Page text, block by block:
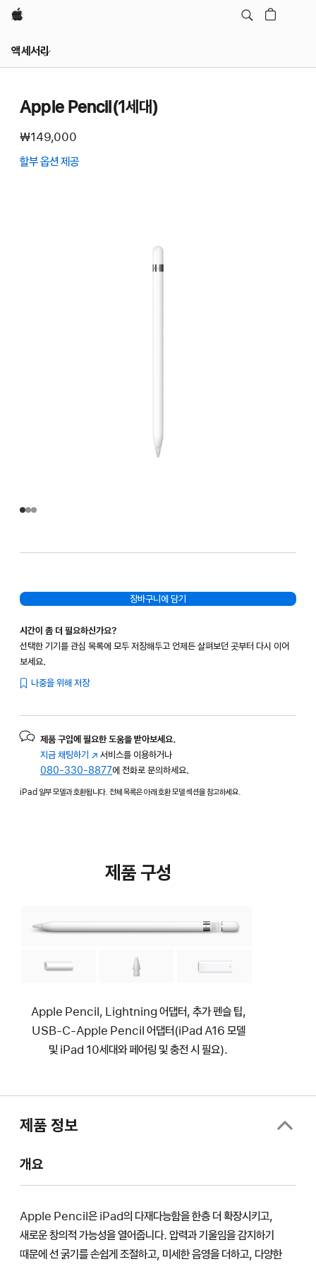
Apple
액세서리
Local
Nav
Apple Pencil(1세대)
₩149,000
할부 옵션 제공
장바구니에 담기
시간이 좀 더 필요하신가요?
선택한 기기를 관심 목록에 모두 저장해두고 언제든 살펴보던 곳부터 다시 이어
보세요.
나중을 위해 저장
제품 구입에 필요한 도움을 받아보세요.
지금 채팅하기 (새
창에서
서비스를 이용하거나
080-330-8877에 전화로 문의하세요.
iPad 일부 모델과 호환됩니다. 전체 목록은 아래 호환 모델 섹션을 참고하세요.
제품 구성
Apple Pencil, Lightning 어댑터, 추가 펜슬 팁,
USB-C-Apple Pencil 어댑터(iPad A16 모델
및 iPad 10세대와 페어링 및 충전 시 필요).
제품 정보
개요
Apple Pencil은 iPad의 다재다능함을 한층 더 확장시키고,
새로운 창의적 가능성을 열어줍니다. 압력과 기울임을 감지하기
때문에 선 굵기를 손쉽게 조절하고, 미세한 음영을 더하고, 다양한